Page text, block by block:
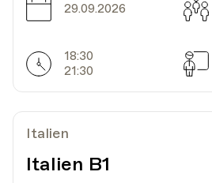
Date
16.03.2023
Lieu
Préfecture, Place Emile
Date
Date
29.09.2026
Horarires
18:30
21:30
Italien
Italien B1